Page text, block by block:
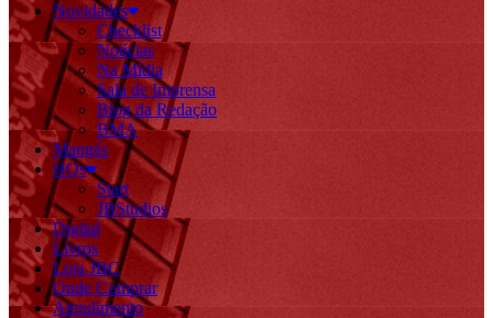
Novidades
Checklist
Notícias
Na Mídia
Sala de Imprensa
Blog da Redação
BMA
Mangás
HQs
Start
JBStudios
Digital
Livros
Loja JBC
Onde Comprar
Atendimento